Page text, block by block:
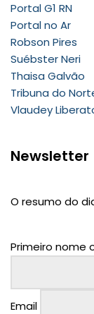
Portal G1 RN
Portal no Ar
Robson Pires
Suébster Neri
Thaisa Galvão
Tribuna do
Vlaudey
Newsletter
O resumo do
Primeiro nome
Email